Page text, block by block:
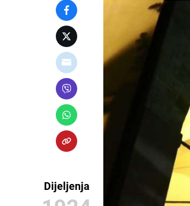
Dijeljenja